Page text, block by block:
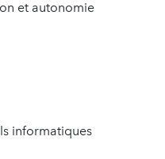
et autonomie
informatiques